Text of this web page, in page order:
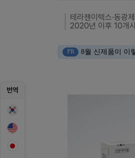
번역
테라젠이텍스·동광
2020년 이후 10개
PR 8월 신제품이 이